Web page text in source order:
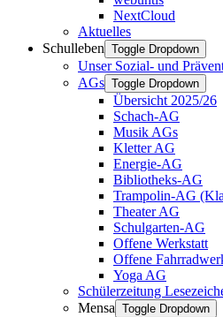
NextCloud
Aktuelles
Schulleben Toggle Dropdown
Unser Sozial- und
AGs Toggle Dropdown
Übersicht 2025/26
Schach-AG
Musik AGs
Kletter AG
Energie-AG
Bibliotheks-AG
Trampolin-AG
Theater AG
Schulgarten-AG
Offene Werkstatt
Offene
Yoga AG
Schülerzeitung
Mensa Toggle Dropdown